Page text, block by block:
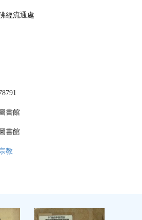
經流通處
書館
書館
教